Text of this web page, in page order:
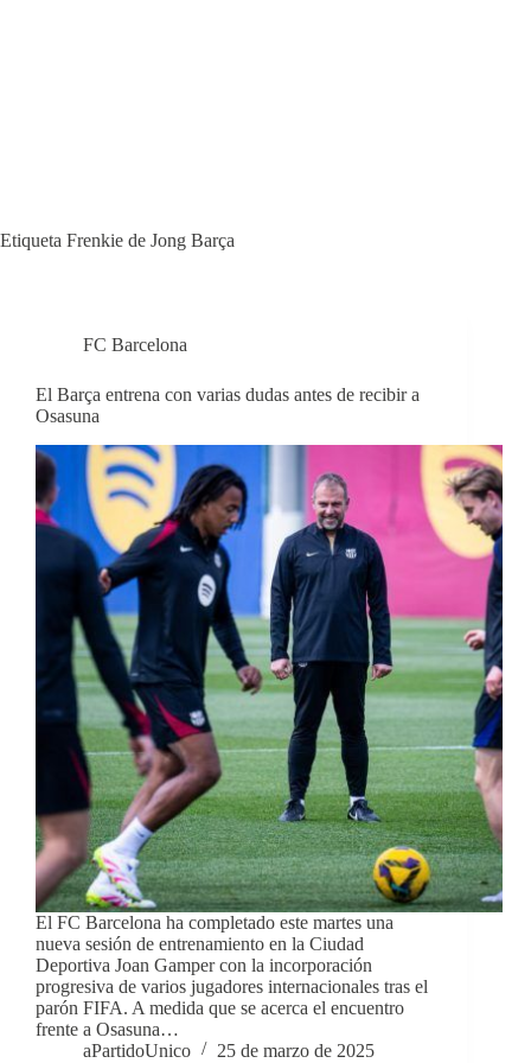
Etiqueta Frenkie de Jong Barça
FC Barcelona
El Barça entrena con varias dudas antes de recibir a
Osasuna
El FC Barcelona ha completado este martes una
nueva sesión de entrenamiento en la Ciudad
Deportiva Joan Gamper con la incorporación
progresiva de varios jugadores internacionales tras el
parón FIFA. A medida que se acerca el encuentro
frente a Osasuna…
aPartidoUnico
25 de marzo de 2025